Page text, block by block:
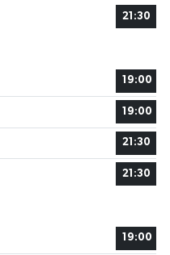
21:30
19:00
19:00
21:30
21:30
19:00